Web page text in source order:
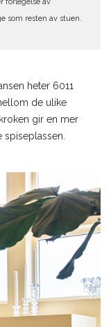
som resten av stuen.
heter 6011
de ulike
gir en mer